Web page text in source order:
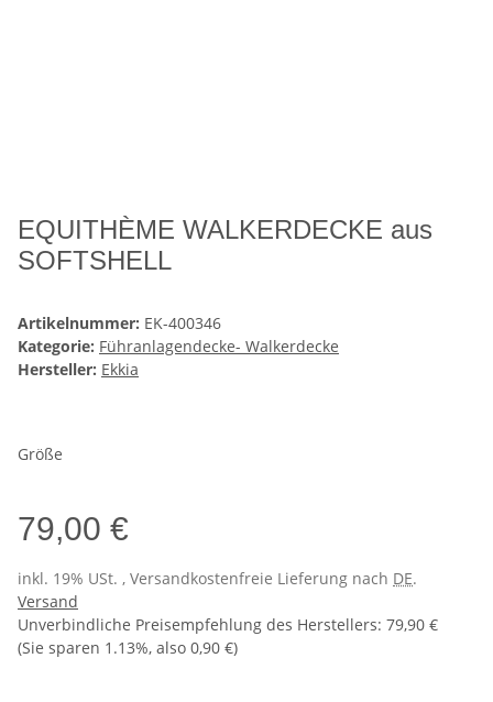
EQUITHÈME WALKERDECKE aus
SOFTSHELL
Artikelnummer: EK-400346
Kategorie: Führanlagendecke- Walkerdecke
Hersteller: Ekkia
Größe
79,00 €
inkl. 19% USt. , Versandkostenfreie Lieferung nach DE.
Versand
Unverbindliche Preisempfehlung des Herstellers: 79,90 €
(Sie sparen 1.13%, also 0,90 €)